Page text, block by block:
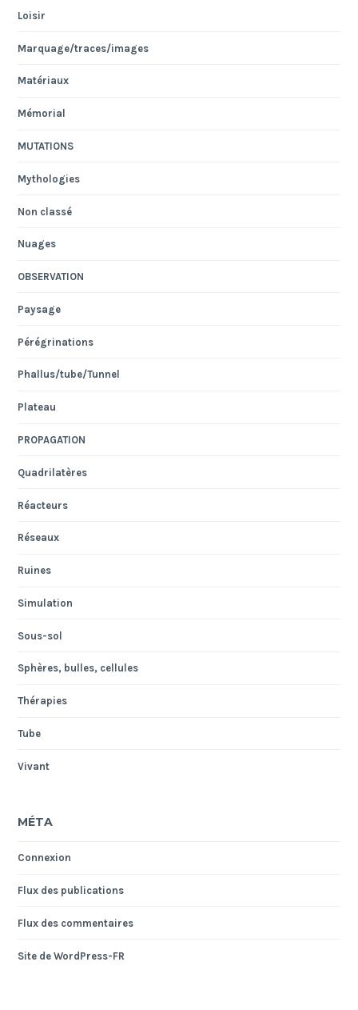
Loisir
Marquage/traces/images
Matériaux
Mémorial
MUTATIONS
Mythologies
Non classé
Nuages
OBSERVATION
Paysage
Pérégrinations
Phallus/tube/Tunnel
Plateau
PROPAGATION
Quadrilatères
Réacteurs
Réseaux
Ruines
Simulation
Sous-sol
Sphères, bulles, cellules
Thérapies
Tube
Vivant
MÉTA
Connexion
Flux des publications
Flux des commentaires
Site de WordPress-FR